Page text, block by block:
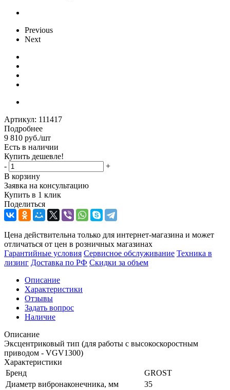
Previous
Next
Артикул: 111417
Подробнее
9 810 руб./шт
Есть в наличии
Купить дешевле!
-
+
В корзину
Заявка на консультацию
Купить в 1 клик
Поделиться
Цена действительна только для интернет-магазина и может
отличаться от цен в розничных магазинах
Гарантийные условия Сервисное обслуживание Техника в
лизинг Доставка по РФ Скидки за объем
Описание
Характеристики
Отзывы
Задать вопрос
Наличие
Описание
Эксцентриковый тип (для работы с высокоскоростным
приводом - VGV1300)
Характеристики
Бренд
GROST
Диаметр вибронаконечника, мм
35